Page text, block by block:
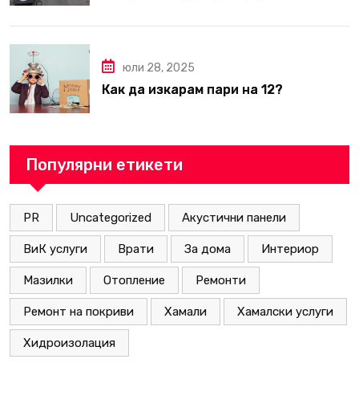
юли 28, 2025
Как да изкарам пари на 12?
Популярни етикети
PR Uncategorized Акустични панели
ВиК услуги Врати За дома Интериор
Мазилки Отопление Ремонти
Ремонт на покриви Хамали Хамалски услуги
Хидроизолация